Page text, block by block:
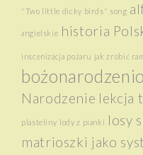
"Two little dicky birds" song
angielskie historia
inscenizacja pożaru jak zrobić
Narodzenie lekcja
plasteliny lody z pianki losy
matrioszki jako